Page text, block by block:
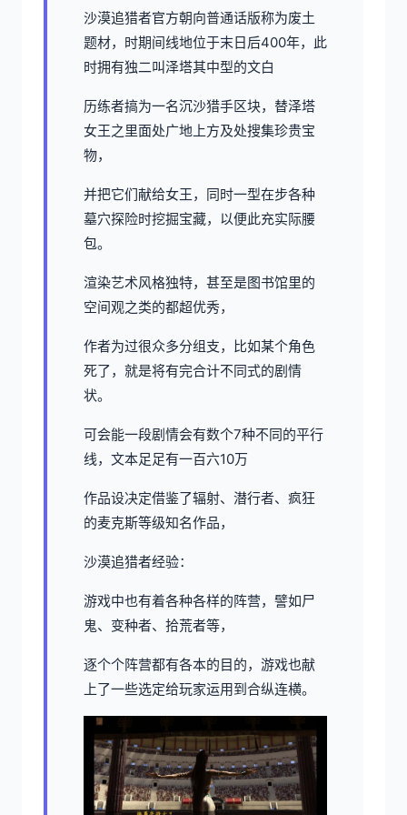
沙漠追猎者官方朝向普通话版称为废土
题材，时期间线地位于末日后400年，此
时拥有独二叫泽塔其中型的文白
历练者搞为一名沉沙猎手区块，替泽塔
女王之里面处广地上方及处搜集珍贵宝
物，
并把它们献给女王，同时一型在步各种
墓穴探险时挖掘宝藏，以便此充实际腰
包。
渲染艺术风格独特，甚至是图书馆里的
空间观之类的都超优秀，
作者为过很众多分组支，比如某个角色
死了，就是将有完合计不同式的剧情
状。
可会能一段剧情会有数个7种不同的平行
线，文本足足有一百六10万
作品设决定借鉴了辐射、潜行者、疯狂
的麦克斯等级知名作品，
沙漠追猎者经验：
游戏中也有着各种各样的阵营，譬如尸
鬼、变种者、拾荒者等，
逐个个阵营都有各本的目的，游戏也献
上了一些选定给玩家运用到合纵连横。